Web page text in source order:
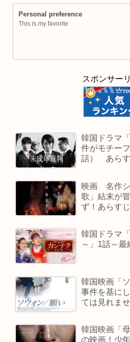
Personal preference
This is my favorite
スポンサー
韓国ドラマ
件がモチー
話） あらす
映画 名作シ
歌」結末が
ず！あらす
韓国ドラマ
～」1話～
韓国映画「
事件を基に
ては見れませ
韓国映画「
の映画！少